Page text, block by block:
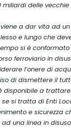
miliardi delle
a dar vita ad
e lungo che
si é
ferroviario in
l’onere di
di dismettere il
disponibile a
si tratta di Enti
e sicurezza
una linea in